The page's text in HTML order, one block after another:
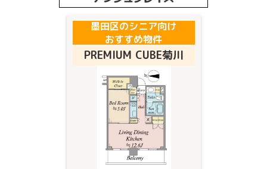
墨田区のシニア向け
おすすめ物件
PREMIUM CUBE菊川